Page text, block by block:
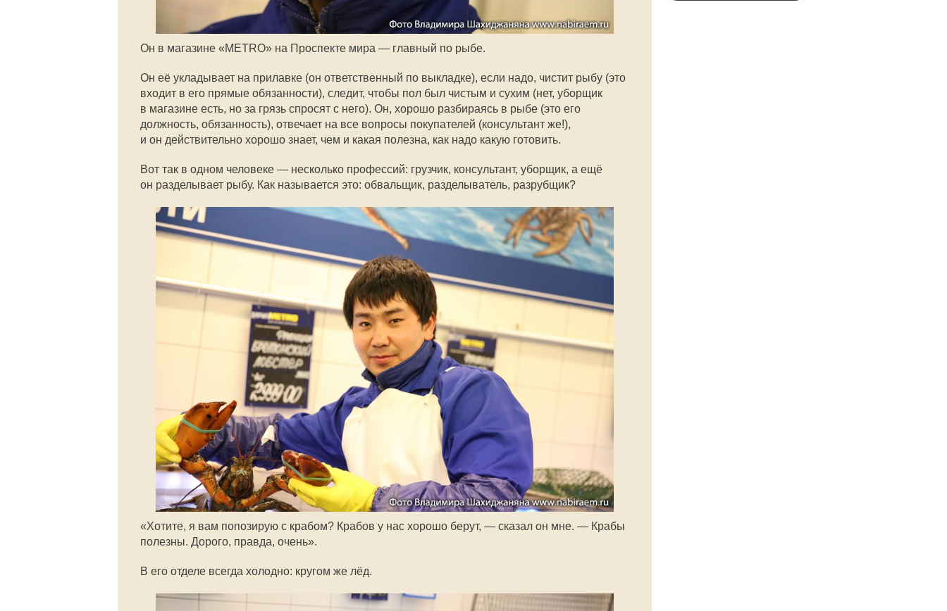
Он в магазине «METRO» на Проспекте мира — главный по рыбе.
Он её укладывает на прилавке (он ответственный по выкладке), если надо, чистит рыбу (это
входит в его прямые обязанности), следит, чтобы пол был чистым и сухим (нет, уборщик
в магазине есть, но за грязь спросят с него). Он, хорошо разбираясь в рыбе (это его
должность, обязанность), отвечает на все вопросы покупателей (консультант же!),
и он действительно хорошо знает, чем и какая полезна, как надо какую готовить.
Вот так в одном человеке — несколько профессий: грузчик, консультант, уборщик, а ещё
он разделывает рыбу. Как называется это: обвальщик, разделыватель, разрубщик?
«Хотите, я вам попозирую с крабом? Крабов у нас хорошо берут, — сказал он мне. — Крабы
полезны. Дорого, правда, очень».
В его отделе всегда холодно: кругом же лёд.